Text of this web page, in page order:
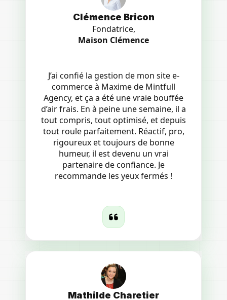
Clémence Bricon
Fondatrice,
Maison Clémence
J’ai confié la gestion de mon site e-
commerce à Maxime de Mintfull
Agency, et ça a été une vraie bouffée
d’air frais. En à peine une semaine, il a
tout compris, tout optimisé, et depuis
tout roule parfaitement. Réactif, pro,
rigoureux et toujours de bonne
humeur, il est devenu un vrai
partenaire de confiance. Je
recommande les yeux fermés !
Mathilde Charetier